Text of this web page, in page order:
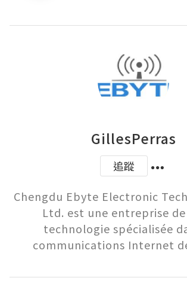
GillesPerras
追蹤
Chengdu Ebyte Electronic
Ltd. est une entreprise
technologie spécialisée
communications Internet